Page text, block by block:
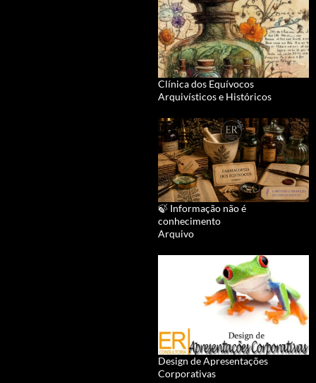
Clínica dos Equívocos
Arquivísticos e Históricos
🍃 Informação não é
conhecimento
Arquivo
Design de Apresentações
Corporativas